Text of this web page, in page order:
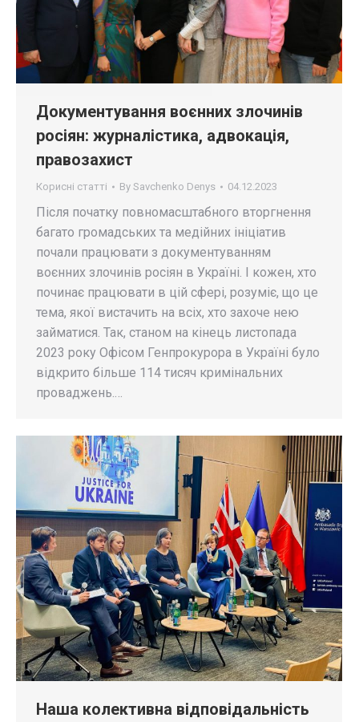
Документування воєнних злочинів
росіян: журналістика, адвокація,
правозахист
Корисні статті By Savchenko Denys 04.12.2023
Після початку повномасштабного вторгнення
багато громадських та медійних ініціатив
почали працювати з документуванням
воєнних злочинів росіян в Україні. І кожен, хто
починає працювати в цій сфері, розуміє, що це
тема, якої вистачить на всіх, хто захоче нею
займатися. Так, станом на кінець листопада
2023 року Офісом Генпрокурора в Україні було
відкрито більше 114 тисяч кримінальних
проваджень.…
Наша колективна відповідальність